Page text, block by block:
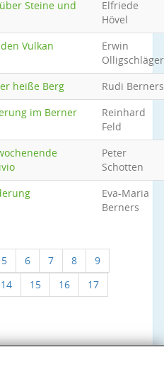
Steine und
Elfriede
Hövel
Vulkan
Erwin
Olligschläger
heiße Berg
Rudi Berners
im Berner
Reinhard
Feld
Peter
Schotten
Eva-Maria
Berners
5 6 7 8
9
14 15 16
17